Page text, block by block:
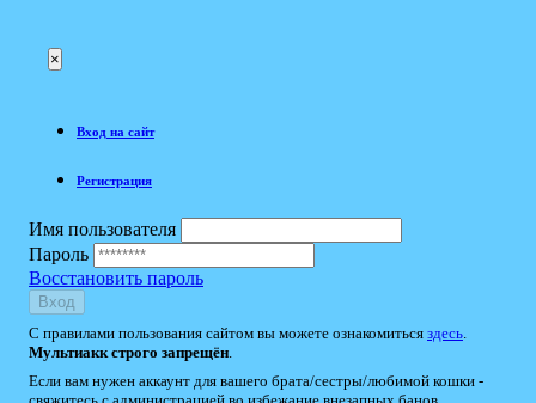
×
Вход на сайт
Регистрация
Имя пользователя
Пароль
Восстановить пароль
Вход
С правилами пользования сайтом вы можете ознакомиться здесь
Мультиакк строго запрещён
Если вам нужен аккаунт для вашего брата/сестры/любимой кошки -